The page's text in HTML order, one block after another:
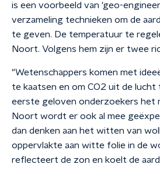
is een voorbeeld van 'geo-
verzameling technieken om de
te geven. De temperatuur te
Noort. Volgens hem zijn er twee
"Wetenschappers komen met
te kaatsen en om CO2 uit de lucht
eerste geloven onderzoekers het
Noort wordt er ook al mee
dan denken aan het witten van
oppervlakte aan witte folie in de
reflecteert de zon en koelt de